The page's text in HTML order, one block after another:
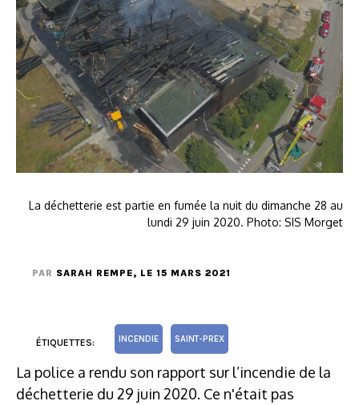
La déchetterie est partie en fumée la nuit du dimanche 28 au
lundi 29 juin 2020. Photo: SIS Morget
PAR SARAH REMPE, LE 15 MARS 2021
ÉTIQUETTES: INCENDIE SAINT-PREX
La police a rendu son rapport sur l’incendie de la
déchetterie du 29 juin 2020. Ce n'était pas